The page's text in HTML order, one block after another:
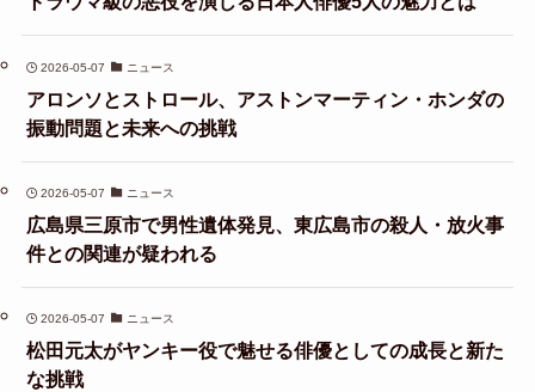
2026-05-07 ニュース
アロンソとストロール、アストンマーティン・ホンダの
振動問題と未来への挑戦
2026-05-07 ニュース
広島県三原市で男性遺体発見、東広島市の殺人・放火事
件との関連が疑われる
2026-05-07 ニュース
松田元太がヤンキー役で魅せる俳優としての成長と新た
な挑戦